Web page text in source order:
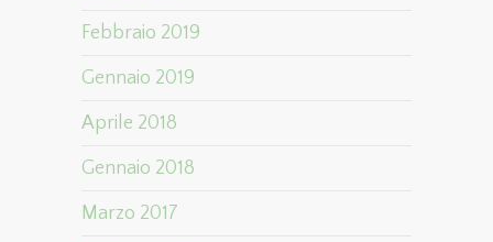
Febbraio 2019
Gennaio 2019
Aprile 2018
Gennaio 2018
Marzo 2017